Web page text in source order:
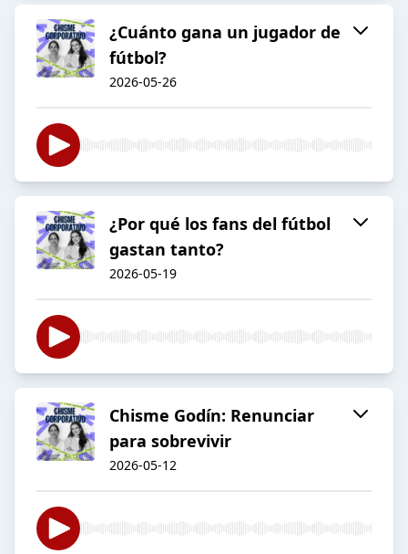
¿Cuánto gana un jugador de
fútbol?
2026-05-26
¿Por qué los fans del fútbol
gastan tanto?
2026-05-19
Chisme Godín: Renunciar
para sobrevivir
2026-05-12